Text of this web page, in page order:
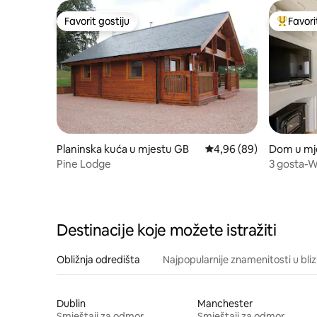
Favorit gostiju
Favorit gostiju
Planinska kuća u mjestu GB Prosječna ocjena: 4,96
4,96 (89)
Pine Lodge
Glavni
Dom u
3 gosta-
Destinacije koje možete istražiti
Obližnja odredišta Najpopularnije znamenitosti u
Dublin
Manchester